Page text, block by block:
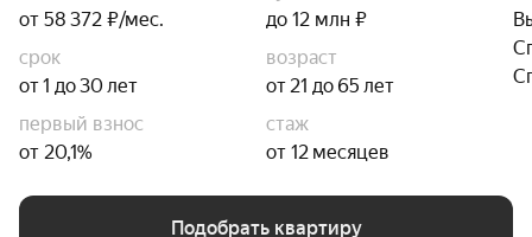
от 58 372 ₽/мес.
до 12 млн ₽
срок
от 1 до 30 лет
возраст
от 21 до 65 лет
первый взнос
от 20,1%
стаж
от 12 месяцев
Подобрать квартиру